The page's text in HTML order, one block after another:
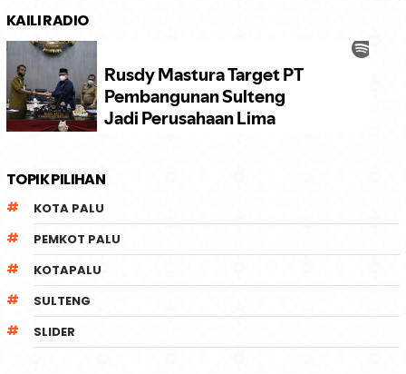
KAILI RADIO
TOPIK PILIHAN
KOTA PALU
PEMKOT PALU
KOTAPALU
SULTENG
SLIDER